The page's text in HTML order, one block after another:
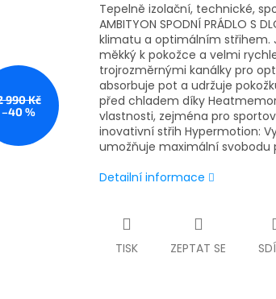
990 Kč
–40 %
Tepelně izolační, technické,
AMBITYON SPODNÍ PRÁDLO S
klimatu a optimálním střihem.
měkký k pokožce a velmi
trojrozměrnými kanálky pro
absorbuje pot a udržuje
před chladem díky
vlastnosti, zejména pro
inovativní střih Hypermotion:
umožňuje maximální svobodu
Detailní informace
TISK ZEPTAT SE